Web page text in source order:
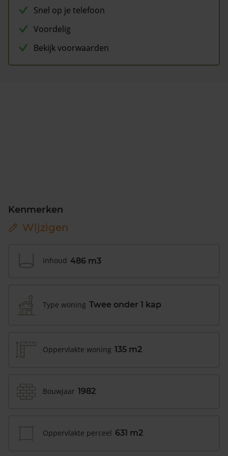
Snel op je telefoon
Voordelig
Bekijk voorwaarden
Kenmerken
Wijzigen
Inhoud 486 m3
Type woning Twee onder 1 kap
Oppervlakte woning 135 m2
Bouwjaar 1982
Oppervlakte perceel 631 m2